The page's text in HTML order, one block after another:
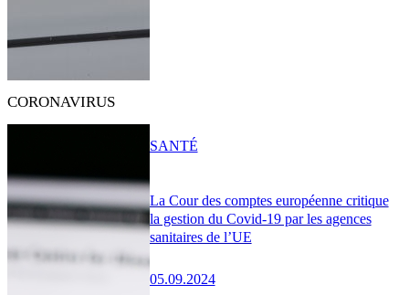
CORONAVIRUS
La Cour des comptes européenne critique
la gestion du Covid-19 par les agences
sanitaires de l’UE
05.09.2024
SANTÉ